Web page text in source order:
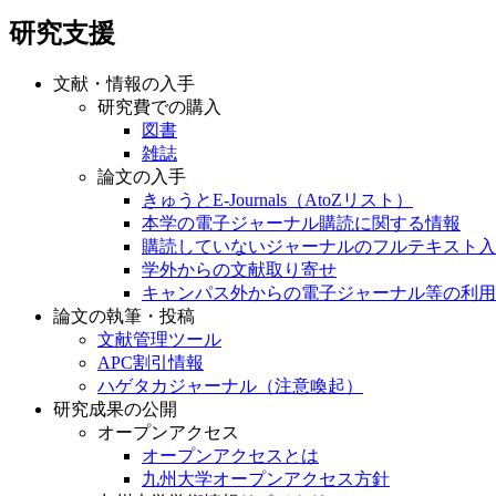
研究支援
文献・情報の入手
研究費での購入
図書
雑誌
論文の入手
きゅうとE-Journals（AtoZリスト）
本学の電子ジャーナル購読に関する情報
購読していないジャーナルのフルテキスト
学外からの文献取り寄せ
キャンパス外からの電子ジャーナル等の利用
論文の執筆・投稿
文献管理ツール
APC割引情報
ハゲタカジャーナル（注意喚起）
研究成果の公開
オープンアクセス
オープンアクセスとは
九州大学オープンアクセス方針